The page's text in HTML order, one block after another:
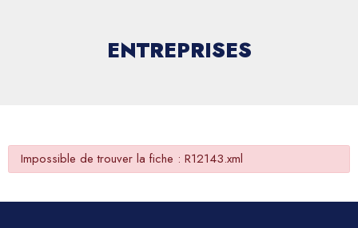
ENTREPRISES
Impossible de trouver la fiche : R12143.xml